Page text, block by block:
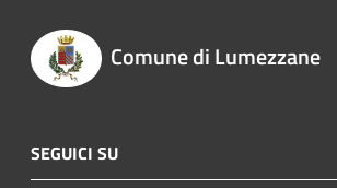
Comune di Lumezzane
SEGUICI SU